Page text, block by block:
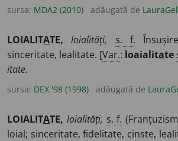
sursa: MDA2 (2010) adăugată de
LOIALITATE, loialități, s. f.
sinceritate, lealitate. [Var.: loaialitate
itate.
sursa: DEX '98 (1998) adăugată de
LOIALITATE, loialități, s. f.
loial; sinceritate, fidelitate, cinste,